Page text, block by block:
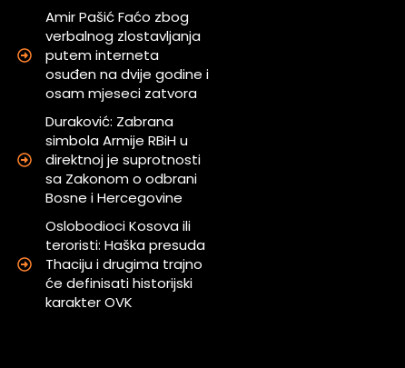
Amir Pašić Faćo zbog
verbalnog zlostavljanja
putem interneta
osuđen na dvije godine i
osam mjeseci zatvora
Duraković: Zabrana
simbola Armije RBiH u
direktnoj je suprotnosti
sa Zakonom o odbrani
Bosne i Hercegovine
Oslobodioci Kosova ili
teroristi: Haška presuda
Thaciju i drugima trajno
će definisati historijski
karakter OVK